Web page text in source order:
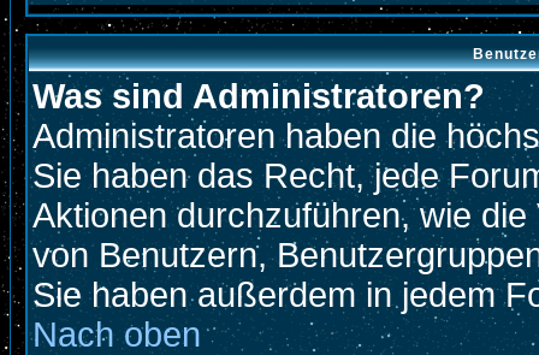
Was sind Administratoren?
Administratoren haben die
Sie haben das Recht, jede
Aktionen durchzuführen, wie
von Benutzern,
Sie haben außerdem in jedem
Nach oben